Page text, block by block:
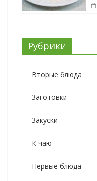
Рубрики
Вторые блюда
Заготовки
Закуски
К чаю
Первые блюда